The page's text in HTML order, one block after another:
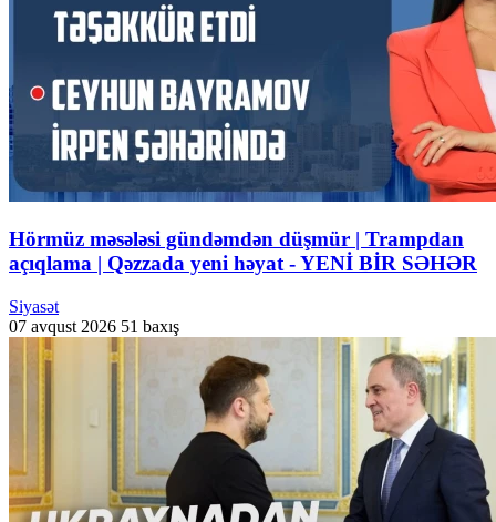
Hörmüz məsələsi gündəmdən düşmür | Trampdan
açıqlama | Qəzzada yeni həyat - YENİ BİR SƏHƏR
Siyasət
07 avqust 2026 51 baxış